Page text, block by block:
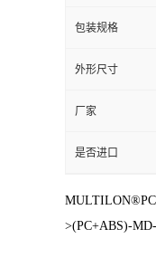
包装规格
外形尺寸
厂家
是否进口
>(PC+ABS)-